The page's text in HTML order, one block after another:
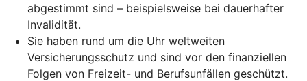
abgestimmt sind – beispielsweise bei dauerhafter
Invalidität.
Sie haben rund um die Uhr weltweiten
Versicherungsschutz und sind vor den finanziellen
Folgen von Freizeit- und Berufsunfällen geschützt.